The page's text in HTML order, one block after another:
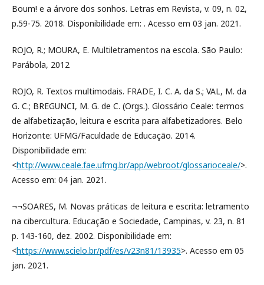
Boum! e a árvore dos sonhos. Letras em Revista, v. 09, n. 02,
p.59-75. 2018. Disponibilidade em: . Acesso em 03 jan. 2021.
ROJO, R.; MOURA, E. Multiletramentos na escola. São Paulo:
Parábola, 2012
ROJO, R. Textos multimodais. FRADE, I. C. A. da S.; VAL, M. da
G. C.; BREGUNCI, M. G. de C. (Orgs.). Glossário Ceale: termos
de alfabetização, leitura e escrita para alfabetizadores. Belo
Horizonte: UFMG/Faculdade de Educação. 2014.
Disponibilidade em:
<http://www.ceale.fae.ufmg.br/app/webroot/glossarioceale/>.
Acesso em: 04 jan. 2021.
¬¬SOARES, M. Novas práticas de leitura e escrita: letramento
na cibercultura. Educação e Sociedade, Campinas, v. 23, n. 81
p. 143-160, dez. 2002. Disponibilidade em:
<https://www.scielo.br/pdf/es/v23n81/13935>. Acesso em 05
jan. 2021.